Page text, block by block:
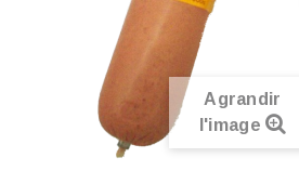
Agrandir
l'image